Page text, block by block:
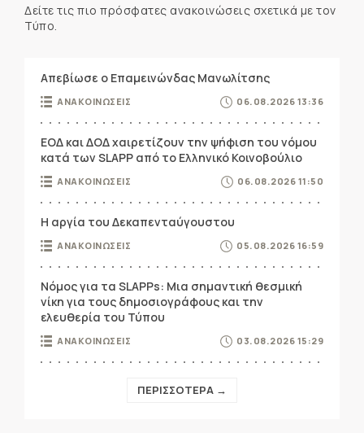
Δείτε τις πιο πρόσφατες ανακοινώσεις σχετικά με τον
Τύπο.
Απεβίωσε ο Επαμεινώνδας Μανωλίτσης
ΑΝΑΚΟΙΝΩΣΕΙΣ 06.08.2026 13:36
ΕΟΔ και ΔΟΔ χαιρετίζουν την ψήφιση του νόμου
κατά των SLAPP από το Ελληνικό Κοινοβούλιο
ΑΝΑΚΟΙΝΩΣΕΙΣ 06.08.2026 11:50
Η αργία του Δεκαπενταύγουστου
ΑΝΑΚΟΙΝΩΣΕΙΣ 05.08.2026 16:59
Νόμος για τα SLAPPs: Μια σημαντική θεσμική
νίκη για τους δημοσιογράφους και την
ελευθερία του Τύπου
ΑΝΑΚΟΙΝΩΣΕΙΣ 03.08.2026 15:29
ΠΕΡΙΣΣΟΤΕΡΑ →